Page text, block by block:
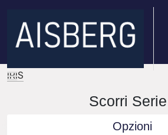
IRIS
Scorri Serie
Opzioni